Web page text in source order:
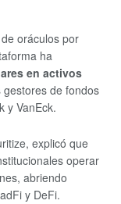
oráculos por
ha
en activos
de fondos
y VanEck.
explicó que
operar
abriendo
y DeFi.